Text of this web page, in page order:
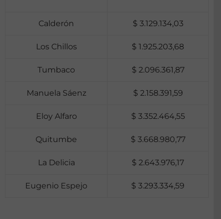
Calderón $ 3.129.134,03
Los Chillos $ 1.925.203,68
Tumbaco $ 2.096.361,87
Manuela Sáenz $ 2.158.391,59
Eloy Alfaro $ 3.352.464,55
Quitumbe $ 3.668.980,77
La Delicia $ 2.643.976,17
Eugenio Espejo $ 3.293.334,59